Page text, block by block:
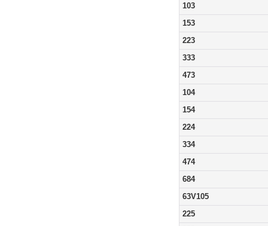
103
153
223
333
473
104
154
224
334
474
684
63V105
225